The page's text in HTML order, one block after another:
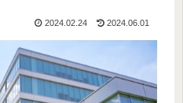
2024.02.24 2024.06.01